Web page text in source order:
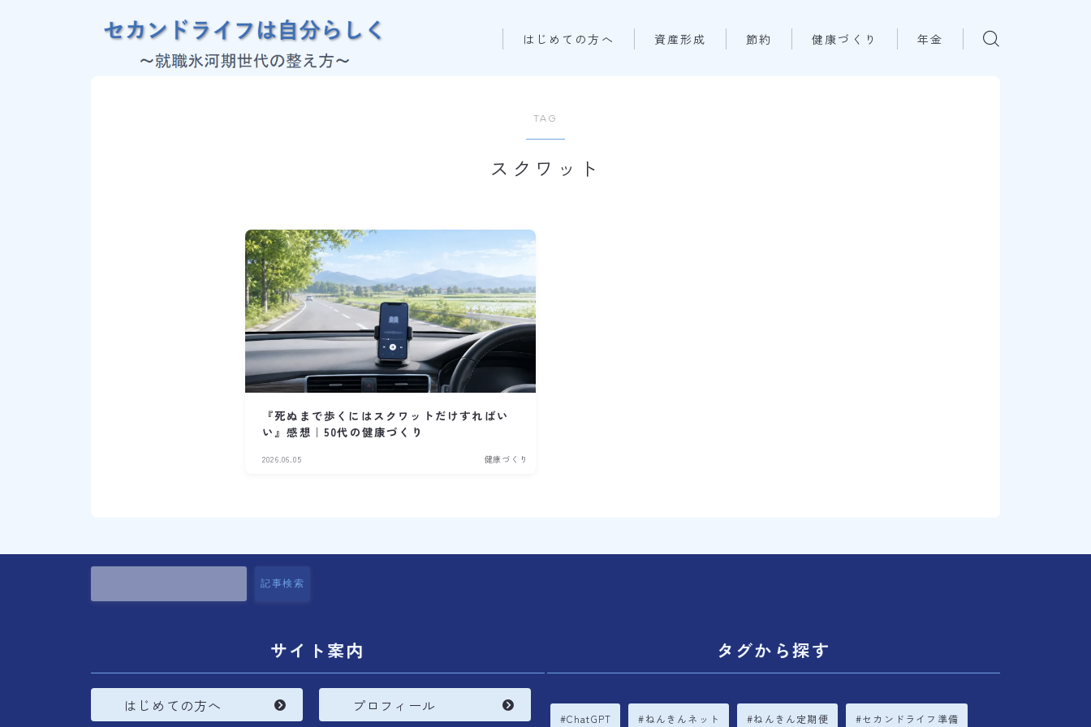
はじめての方へ 資産形成 節約 健康づくり 年金
TAG
スクワット
『死ぬまで歩くにはスクワットだけすればい
い』感想｜50代の健康づくり
2026.06.05 健康づくり
記事検索
サイト案内
はじめての方へ プロフィール
タグから探す
ChatGPT ねんきんネット ねんきん定期便 セカンドライフ準備